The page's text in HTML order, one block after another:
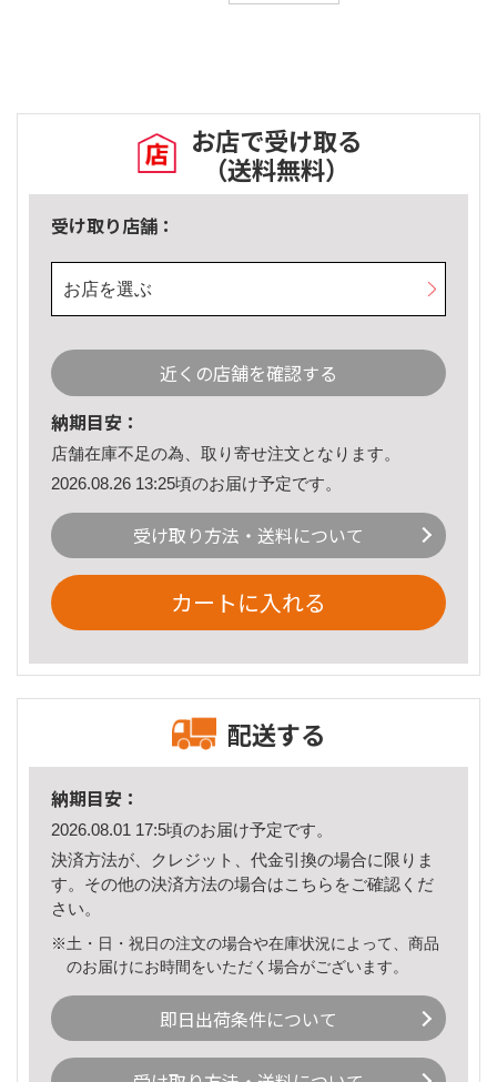
お店で受け取る
（送料無料）
受け取り店舗：
お店を選ぶ
近くの店舗を確認する
納期目安：
店舗在庫不足の為、取り寄せ注文となります。
2026.08.26 13:25頃のお届け予定です。
受け取り方法・送料について
カートに入れる
配送する
納期目安：
2026.08.01 17:5頃のお届け予定です。
決済方法が、クレジット、代金引換の場合に限りま
す。その他の決済方法の場合はこちら をご確認くだ
さい。
※土・日・祝日の注文の場合や在庫状況によって、商品
のお届けにお時間をいただく場合がございます。
即日出荷条件について